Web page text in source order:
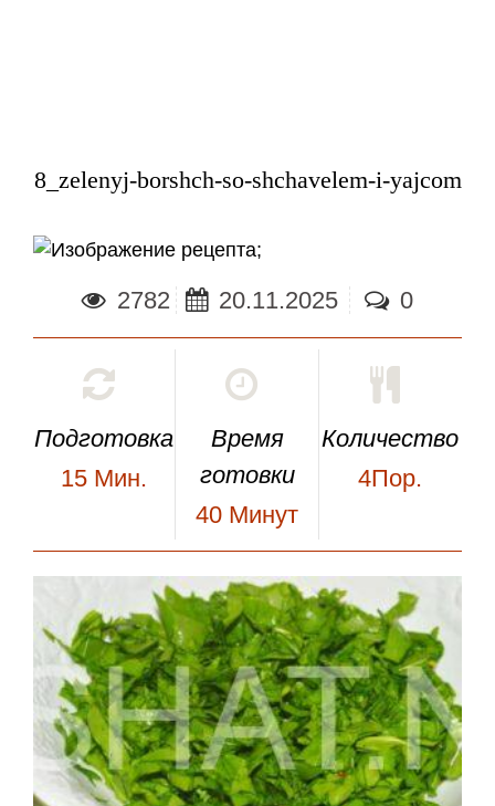
8_zelenyj-borshch-so-shchavelem-i-yajcom
;
2782 20.11.2025 0
Подготовка
15 Мин.
Время
готовки
40 Минут
Количество
4Пор.